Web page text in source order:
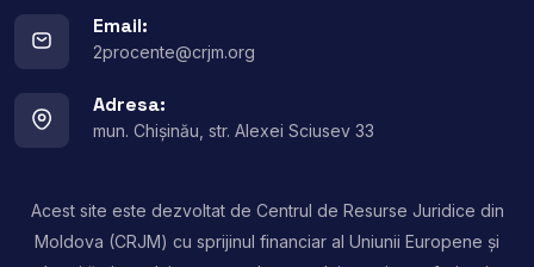
Email:
2procente@crjm.org
Adresa:
mun. Chișinău, str. Alexei Sciusev 33
Acest site este dezvoltat de Centrul de Resurse Juridice din
Moldova (CRJM) cu sprijinul financiar al Uniunii Europene și